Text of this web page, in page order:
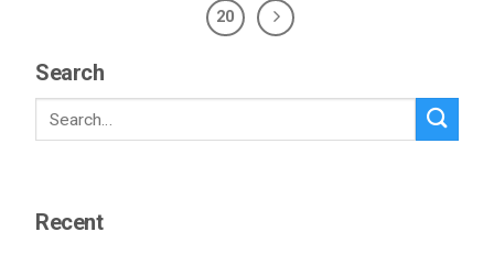
20
Search
Recent